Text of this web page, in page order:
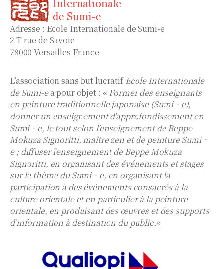
Adresse : Ecole Internationale de Sumi-e
2 T rue de Savoie
78000 Versailles France
L’association sans but lucratifEcole Internationale
de Sumi-ea pour objet : « Former des enseignants
en peinture traditionnelle japonaise (Sumi‐e),
donner un enseignement d’approfondissement en
Sumi‐e, le tout selon l’enseignement de Beppe
Mokuza Signoritti, maître zen et de peinture Sumi‐
e ; diffuser l’enseignement de Beppe Mokuza
Signoritti, en organisant des événements et stages
sur le thème du Sumi‐e, en organisant la
participation à des événements consacrés à la
culture orientale et en particulier à la peinture
orientale, en produisant des œuvres et des supports
d’information à destination du public.«